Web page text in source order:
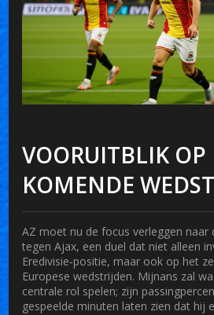
VOORUITBLIK OP
KOMENDE
AZ moet nu de focus verleggen naar
tegen Ajax, een duel dat niet alleen
Eredivisie‑positie, maar ook op het
Europese wedstrijden. Mijnans zal
centrale rol spelen; zijn
gespeelde minuten laten zien dat hij